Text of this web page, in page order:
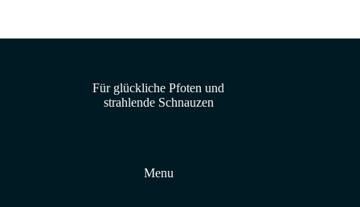
Für glückliche Pfoten und
strahlende Schnauzen
Menu